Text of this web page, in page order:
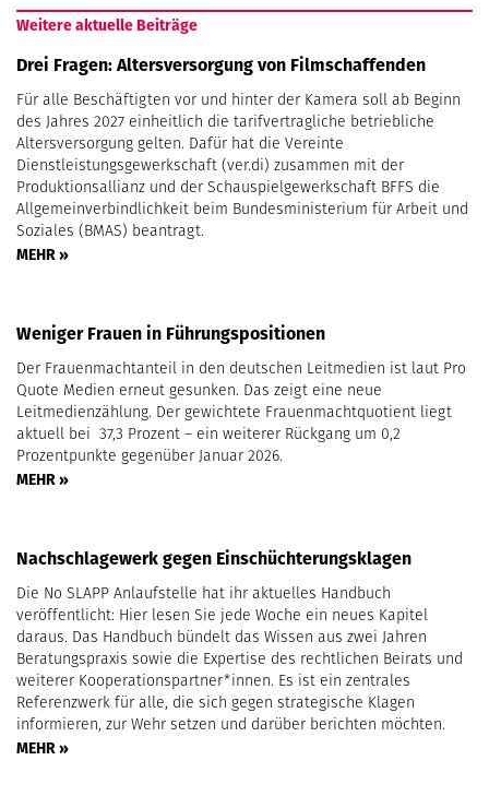
Weitere aktuelle Beiträge
Drei Fragen: Altersversorgung von Filmschaffenden
Für alle Beschäftigten vor und hinter der Kamera soll ab Beginn
des Jahres 2027 einheitlich die tarifvertragliche betriebliche
Altersversorgung gelten. Dafür hat die Vereinte
Dienstleistungsgewerkschaft (ver.di) zusammen mit der
Produktionsallianz und der Schauspielgewerkschaft BFFS die
Allgemeinverbindlichkeit beim Bundesministerium für Arbeit und
Soziales (BMAS) beantragt.
MEHR »
Weniger Frauen in Führungspositionen
Der Frauenmachtanteil in den deutschen Leitmedien ist laut Pro
Quote Medien erneut gesunken. Das zeigt eine neue
Leitmedienzählung. Der gewichtete Frauenmachtquotient liegt
aktuell bei 37,3 Prozent – ein weiterer Rückgang um 0,2
Prozentpunkte gegenüber Januar 2026.
MEHR »
Nachschlagewerk gegen Einschüchterungsklagen
Die No SLAPP Anlaufstelle hat ihr aktuelles Handbuch
veröffentlicht: Hier lesen Sie jede Woche ein neues Kapitel
daraus. Das Handbuch bündelt das Wissen aus zwei Jahren
Beratungspraxis sowie die Expertise des rechtlichen Beirats und
weiterer Kooperationspartner*innen. Es ist ein zentrales
Referenzwerk für alle, die sich gegen strategische Klagen
informieren, zur Wehr setzen und darüber berichten möchten.
MEHR »